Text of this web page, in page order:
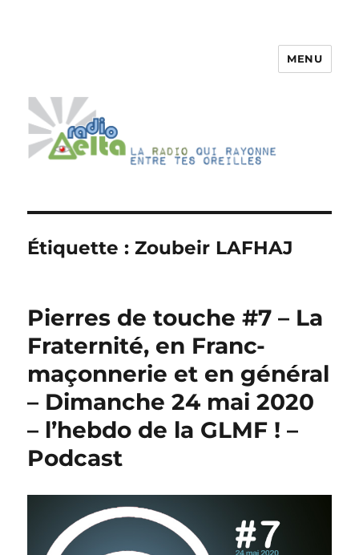
MENU
Étiquette :Zoubeir LAFHAJ
Pierres de touche #7 – La
Fraternité, en Franc-
maçonnerie et en général
– Dimanche 24 mai 2020
– l’hebdo de la GLMF ! –
Podcast